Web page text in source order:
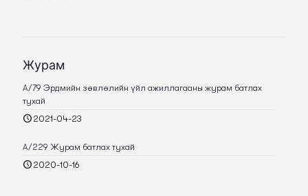
Журам
А/79 Эрдмийн зөвлөлийн үйл ажиллагааны журам батлах
тухай
2021-04-23
А/229 Журам батлах тухай
2020-10-16